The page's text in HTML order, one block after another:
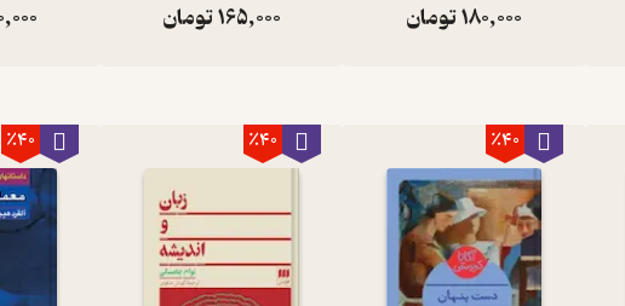
180,000تومان 165,000تومان
٪40 ٪40 ٪40